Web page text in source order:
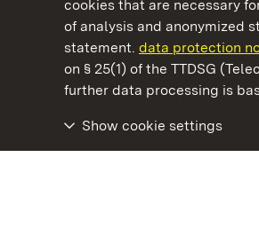
cookies that are necessary
of analysis and anonymized
statement. data protection
on § 25(1) of the TTDSG
further data processing is
Show cookie settings
State Palaces and